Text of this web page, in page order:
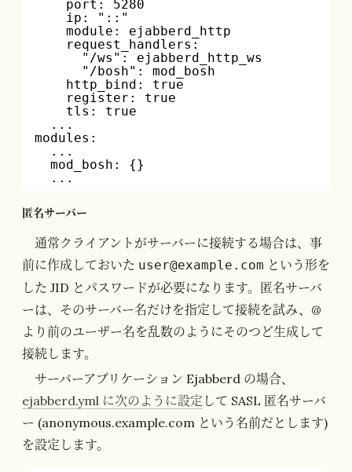
port: 5280
ip: "::"
module: ejabberd_http
request_handlers:
"/ws": ejabberd_http_ws
"/bosh": mod_bosh
http_bind: true
register: true
tls: true
...
modules:
...
mod_bosh: {}
...
匿名サーバー
通常クライアントがサーバーに接続する場合は、事
前に作成しておいた user@example.com という形を
した JID とパスワードが必要になります。匿名サーバ
ーは、そのサーバー名だけを指定して接続を試み、@
より前のユーザー名を乱数のようにそのつど生成して
接続します。
サーバーアプリケーション Ejabberd の場合、
ejabberd.yml に次のように設定 して SASL 匿名サーバ
ー (anonymous.example.com という名前だとします)
を設定します。